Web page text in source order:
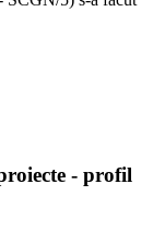
- profil